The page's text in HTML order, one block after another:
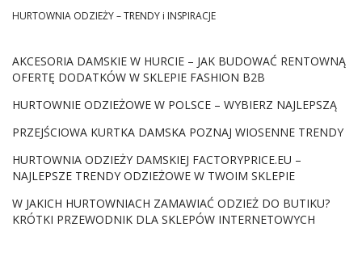
HURTOWNIA ODZIEŻY – TRENDY i INSPIRACJE
AKCESORIA DAMSKIE W HURCIE – JAK BUDOWAĆ RENTOWNĄ
OFERTĘ DODATKÓW W SKLEPIE FASHION B2B
HURTOWNIE ODZIEŻOWE W POLSCE – WYBIERZ NAJLEPSZĄ
PRZEJŚCIOWA KURTKA DAMSKA POZNAJ WIOSENNE TRENDY
HURTOWNIA ODZIEŻY DAMSKIEJ FACTORYPRICE.EU –
NAJLEPSZE TRENDY ODZIEŻOWE W TWOIM SKLEPIE
W JAKICH HURTOWNIACH ZAMAWIAĆ ODZIEŻ DO BUTIKU?
KRÓTKI PRZEWODNIK DLA SKLEPÓW INTERNETOWYCH